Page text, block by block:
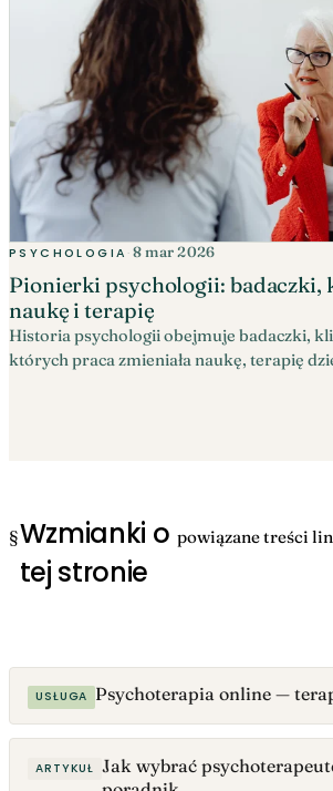
PSYCHOLOGIA · 8 mar 2026
Pionierki psychologii: badaczki,
naukę i terapię
Historia psychologii obejmuje badaczki,
których praca zmieniała naukę, terapię
§Wzmianki o
tej stronie
powiązane treści
USŁUGA Psychoterapia online —
ARTYKUŁ Jak wybrać